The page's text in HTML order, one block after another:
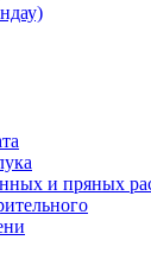
и пряных